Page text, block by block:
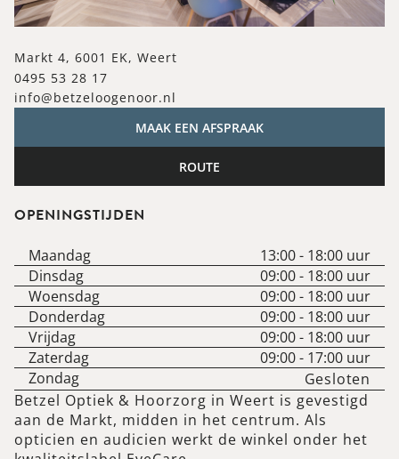
Markt 4, 6001 EK, Weert
0495 53 28 17
info@betzeloogenoor.nl
MAAK EEN AFSPRAAK
ROUTE
OPENINGSTIJDEN
Maandag 13:00- 18:00 uur
Dinsdag
09:00- 18:00 uur
Woensdag
09:00- 18:00 uur
Donderdag
09:00- 18:00 uur
Vrijdag
09:00- 18:00 uur
Zaterdag
09:00- 17:00 uur
Zondag
Gesloten
Betzel Optiek & Hoorzorg in Weert is gevestigd
aan de Markt, midden in het centrum. Als
opticien en audicien werkt de winkel onder het